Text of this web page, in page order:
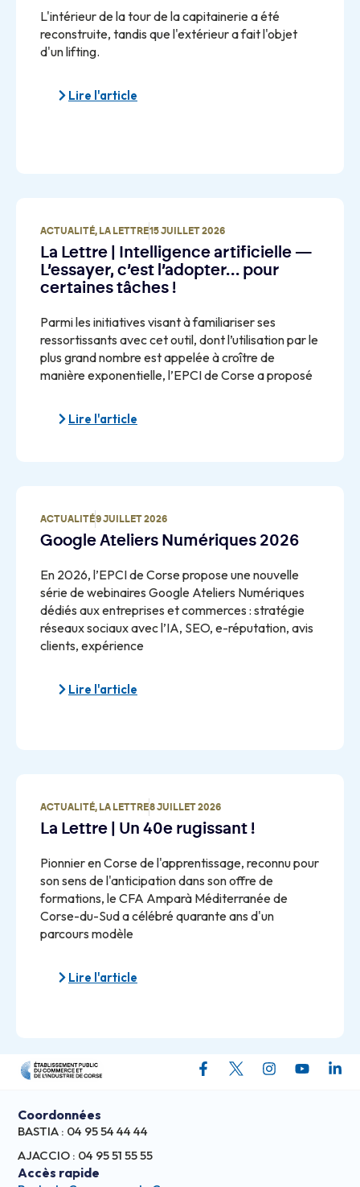
L'intérieur de la tour de la capitainerie a été
reconstruite, tandis que l'extérieur a fait l'objet
d'un lifting.
Lire l'article
ACTUALITÉ, LA LETTRE15 JUILLET 2026
La Lettre | Intelligence artificielle —
L’essayer, c’est l’adopter… pour
certaines tâches !
Parmi les initiatives visant à familiariser ses
ressortissants avec cet outil, dont l’utilisation par le
plus grand nombre est appelée à croître de
manière exponentielle, l’EPCI de Corse a proposé
Lire l'article
ACTUALITÉ9 JUILLET 2026
Google Ateliers Numériques 2026
En 2026, l’EPCI de Corse propose une nouvelle
série de webinaires Google Ateliers Numériques
dédiés aux entreprises et commerces : stratégie
réseaux sociaux avec l’IA, SEO, e-réputation, avis
clients, expérience
Lire l'article
ACTUALITÉ, LA LETTRE8 JUILLET 2026
La Lettre | Un 40e rugissant !
Pionnier en Corse de l'apprentissage, reconnu pour
son sens de l'anticipation dans son offre de
formations, le CFA Amparà Méditerranée de
Corse-du-Sud a célébré quarante ans d'un
parcours modèle
Lire l'article
Coordonnées
BASTIA : 04 95 54 44 44
AJACCIO : 04 95 51 55 55
Accès rapide